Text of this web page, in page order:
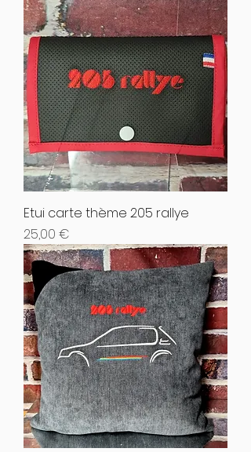
Etui carte thème 205 rallye
Hinta
25,00 €